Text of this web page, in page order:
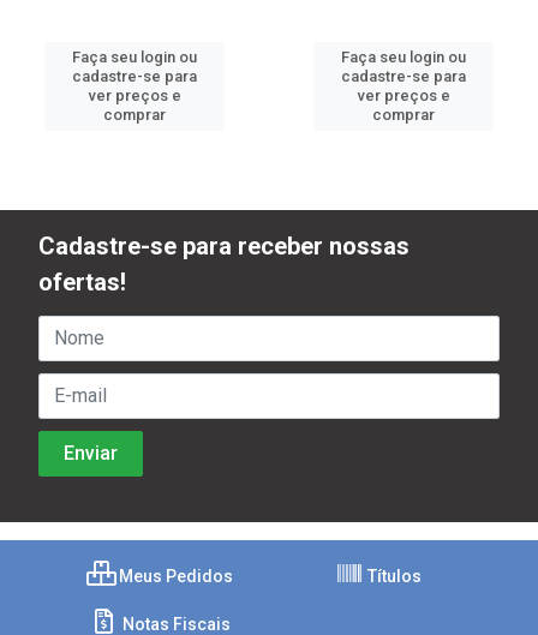
Faça seu login ou
cadastre-se para
ver preços e
comprar
Faça seu login ou
cadastre-se para
ver preços e
comprar
Cadastre-se para receber nossas
ofertas!
Meus Pedidos Títulos
Notas Fiscais